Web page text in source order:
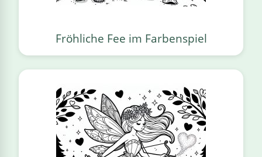
Fröhliche Fee im Farbenspiel